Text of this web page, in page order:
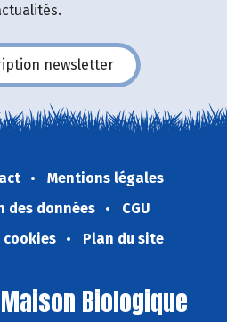
newsletter
Mentions légales
des données
CGU
cookies
Plan du site
Biologique